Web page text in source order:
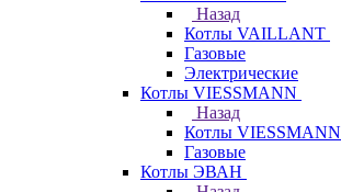
Назад
Котлы VAILLANT
Газовые
Электрические
Котлы VIESSMANN
Назад
Котлы VIESSMANN
Газовые
Котлы ЭВАН